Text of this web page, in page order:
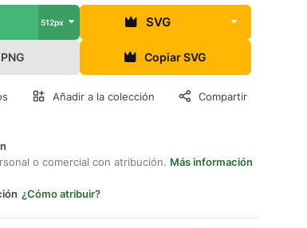
512px SVG
Copiar SVG
Añadir a la colección Compartir
o comercial con atribución. Más información
¿Cómo atribuir?